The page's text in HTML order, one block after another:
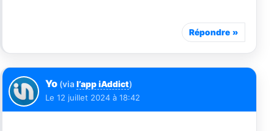
Répondre
Yo (via l’app iAddict)
Le 12 juillet 2024 à 18:42